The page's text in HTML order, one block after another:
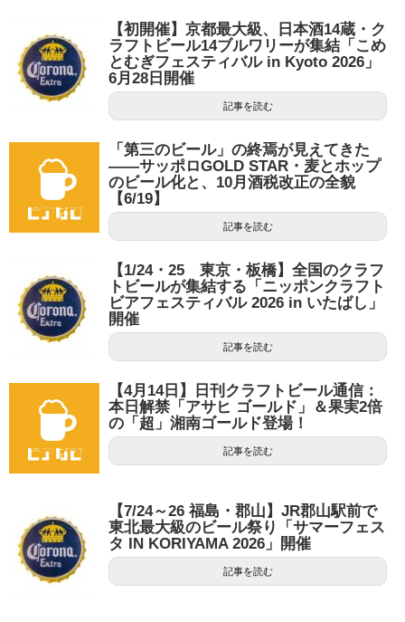
【初開催】京都最大級、日本酒14蔵・ク
ラフトビール14ブルワリーが集結「こめ
とむぎフェスティバル in Kyoto 2026」
6月28日開催
記事を読む
「第三のビール」の終焉が見えてきた
——サッポロGOLD STAR・麦とホップ
のビール化と、10月酒税改正の全貌
【6/19】
記事を読む
【1/24・25 東京・板橋】全国のクラフ
トビールが集結する「ニッポンクラフト
ビアフェスティバル 2026 in いたばし」
開催
記事を読む
【4月14日】日刊クラフトビール通信：
本日解禁「アサヒ ゴールド」＆果実2倍
の「超」湘南ゴールド登場！
記事を読む
【7/24～26 福島・郡山】JR郡山駅前で
東北最大級のビール祭り「サマーフェス
タ IN KORIYAMA 2026」開催
記事を読む